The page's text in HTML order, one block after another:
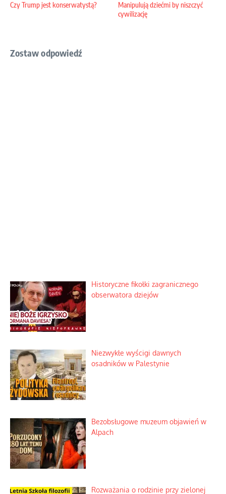
Czy Trump jest konserwatystą?
Manipulują dziećmi by niszczyć
cywilizację
Zostaw odpowiedź
Historyczne fikołki zagranicznego
obserwatora dziejów
Niezwykłe wyścigi dawnych
osadników w Palestynie
Bezobsługowe muzeum objawień w
Alpach
Rozważania o rodzinie przy zielonej